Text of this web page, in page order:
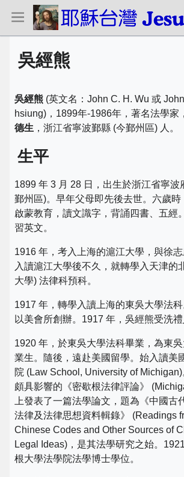
吳經熊
吳經熊 (英文名：John C. H. Wu 或
hsiung)，1899年-1986年，著名法學家
德生 ，浙江省寧波鄞縣 (今鄞州區) 人。
生平
1899 年 3 月 28 日，出生於浙江省寧波
鄞州區)。早年父母即先後去世。六歲
啟蒙教育，讀文識字，背誦四書、五經
習英文。
1916 年，考入上海的滬江大學，與徐志
入讀滬江大學後不久，就轉學入天津的
大學) 法律科預科。
1917 年，轉學入讀上海的東吳大學法
以美會所創辦。1917 年，吳經熊受洗禮
1920 年，於東吳大學法科畢業，為東
業生。隨後，遠赴美國留學。始入讀美
院 (Law School, University of
頗具影響的《密歇根法律評論》
上發表了一篇法學論文，題為《中國古
法律及法律思想資料輯錄》 (Readings
Chinese Codes and Other Sources of
Legal Ideas)，是其法學研究之始。
根大學法學院法學博士學位。